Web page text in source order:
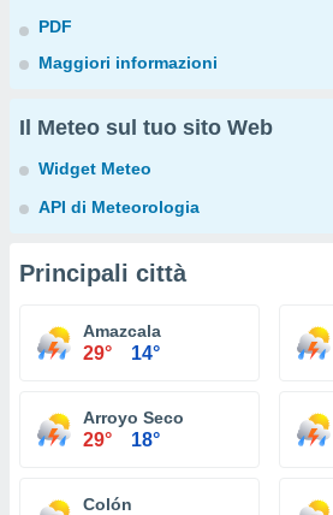
PDF
Maggiori informazioni
Il Meteo sul tuo sito Web
Widget Meteo
API di Meteorologia
Principali città
Amazcala
29° 14°
Arroyo Seco
29° 18°
Colón